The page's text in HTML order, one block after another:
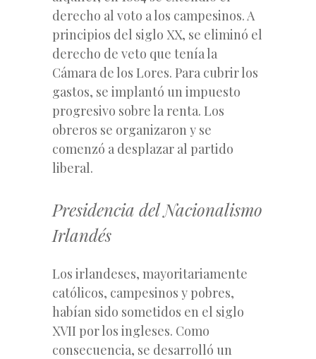
derecho al voto a los campesinos. A
principios del siglo XX, se eliminó el
derecho de veto que tenía la
Cámara de los Lores. Para cubrir los
gastos, se implantó un impuesto
progresivo sobre la renta. Los
obreros se organizaron y se
comenzó a desplazar al partido
liberal.
Presidencia del Nacionalismo
Irlandés
Los irlandeses, mayoritariamente
católicos, campesinos y pobres,
habían sido sometidos en el siglo
XVII por los ingleses. Como
consecuencia, se desarrolló un